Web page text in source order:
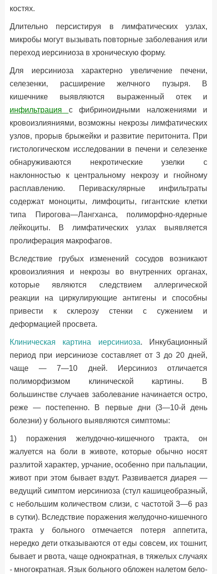
костях.
Длительно персистируя в лимфатических узлах,
микробы могут вызывать повторные заболевания или
переход иерсиниоза в хроническую форму.
Для иерсиниоза характерно увеличение печени,
селезенки, расширение желчного пузыря. В
кишечнике выявляются выраженный отек и
инфильтрация с фибриноидными наложениями и
кровоизлияниями, возможны некрозы лимфатических
узлов, прорыв брыжейки и развитие перитонита. При
гистологическом исследовании в печени и селезенке
обнаруживаются некротические узелки с
наклонностью к центральному некрозу и гнойному
расплавлению. Периваскулярные инфильтраты
содержат моноциты, лимфоциты, гигантские клетки
типа Пирогова—Лангханса, полиморфно-ядерные
лейкоциты. В лимфатических узлах выявляется
пролиферация макрофагов.
Вследствие грубых изменений сосудов возникают
кровоизлияния и некрозы во внутренних органах,
которые являются следствием аллергической
реакции на циркулирующие антигены и способны
привести к склерозу стенки с сужением и
деформацией просвета.
Клиническая картина иерсиниоза. Инкубационный
период при иерсиниозе составляет от 3 до 20 дней,
чаще — 7—10 дней. Иерсиниоз отличается
полиморфизмом клинической картины. В
большинстве случаев заболевание начинается остро,
реже — постепенно. В первые дни (3—10-й день
болезни) у больного выявляются симптомы:
1) поражения желудочно-кишечного тракта, он
жалуется на боли в животе, которые обычно носят
разлитой характер, урчание, особенно при пальпации,
живот при этом бывает вздут. Развивается диарея —
ведущий симптом иерсиниоза (стул кашицеобразный,
с небольшим количеством слизи, с частотой 3—6 раз
в сутки). Вследствие поражения желудочно-кишечного
тракта у больного отмечается потеря аппетита,
нередко дети отказываются от еды совсем, их тошнит,
бывает и рвота, чаще однократная, в тяжелых случаях
- многократная. Язык больного обложен налетом бело-